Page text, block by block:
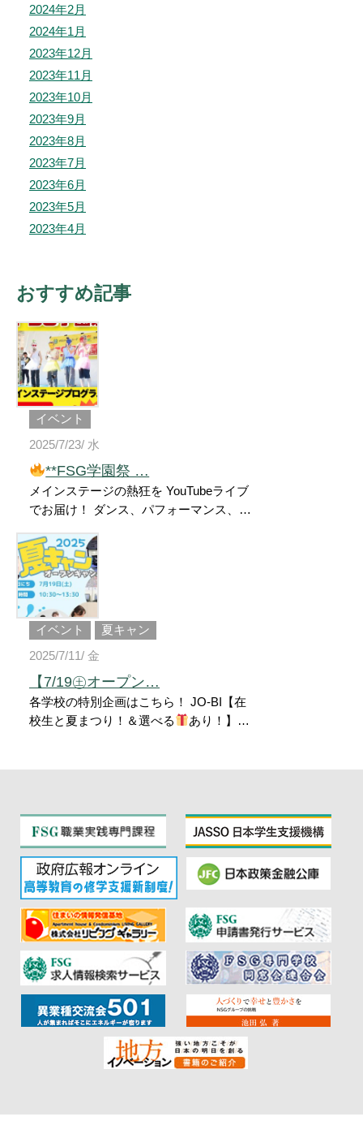
2024年2月
2024年1月
2023年12月
2023年11月
2023年10月
2023年9月
2023年8月
2023年7月
2023年6月
2023年5月
2023年4月
おすすめ記事
イベント
2025/7/23/ 水
**FSG学園祭 …
メインステージの熱狂を YouTubeライブ
でお届け！ ダンス、パフォーマンス、 F
巻のステージなど見どころ満載
場に来られない方も、おうちからステー
ジの盛り上がりをリアルタイムで楽しめ
ます
8/24㊐10：30～ ＼配信URLは
コチラ
／ 【
https://www.youtube.c
om/live/1JZzEXWr0_s】 #fsg学園祭 #学
園祭2025 #fsg学園祭2025 #学園祭 #郡山
#学園祭ライブ #学園祭準備 #屋台 #展示
#音楽 #ダンス #お笑いライブ #学生イベ
ント #スクールフォト #夏フェス #アオ
イベント
夏キャン
2025/7/11/ 金
【7/19㊏オープン…
各学校の特別企画はこちら！ JO-BI【在
校生と夏まつり！＆選べる
あり！】
の”リアル”が聞ける！ A&D【
抽選会
あり！】 A&Dで夢をかなえる授業が体
験できる！ ★マンガクリエイト科では
『少年サンデー編集部来校！特別授業』
開催！ ★そのほか将来の仕事につながる
楽しい体験授業がもりだくさん♪ WiZ
【選べる
あり！】 業界の今と求めら
れる力が知れる！ ★卒業生トークライブ
開催
就職後のリアルな１日やWiZに入
学するメリットがわかる！ i-medical
あり！】 将来性バツグン！
まるごと体験フェスタ！ ★大好評！在校
生インタビュースペシャル！ 学校の雰囲
気や勉強のコトなど先輩にアレコレ聞い
ぶビーエフのonly１授業！ ★美容学科・